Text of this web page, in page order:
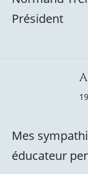
Président
Mes
éducateur